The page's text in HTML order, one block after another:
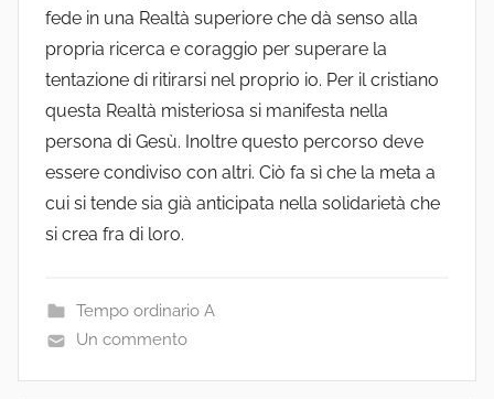
fede in una Realtà superiore che dà senso alla
propria ricerca e coraggio per superare la
tentazione di ritirarsi nel proprio io. Per il cristiano
questa Realtà misteriosa si manifesta nella
persona di Gesù. Inoltre questo percorso deve
essere condiviso con altri. Ciò fa sì che la meta a
cui si tende sia già anticipata nella solidarietà che
si crea fra di loro.
Tempo ordinario A
Un commento